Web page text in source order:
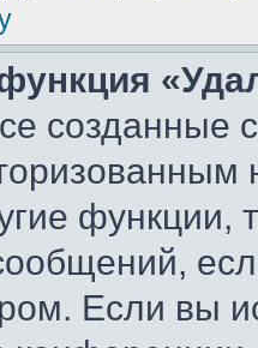
созданные
функции,
Если вы